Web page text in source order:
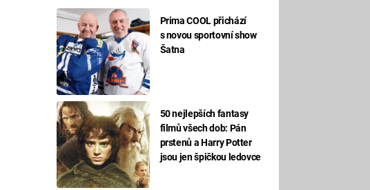
Prima COOL přichází
s novou sportovní show
Šatna
50 nejlepších fantasy
filmů všech dob: Pán
prstenů a Harry Potter
jsou jen špičkou ledovce